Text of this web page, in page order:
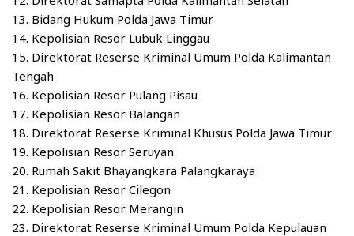
13. Bidang Hukum Polda Jawa Timur
14. Kepolisian Resor Lubuk Linggau
15. Direktorat Reserse Kriminal Umum Polda Kalimantan
Tengah
16. Kepolisian Resor Pulang Pisau
17. Kepolisian Resor Balangan
18. Direktorat Reserse Kriminal Khusus Polda Jawa Timur
19. Kepolisian Resor Seruyan
20. Rumah Sakit Bhayangkara Palangkaraya
21. Kepolisian Resor Cilegon
22. Kepolisian Resor Merangin
23. Direktorat Reserse Kriminal Umum Polda Kepulauan